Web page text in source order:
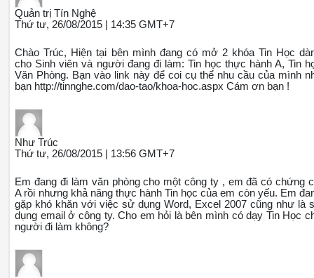
Quản trị Tín Nghệ
Thứ tư, 26/08/2015 | 14:35 GMT+7
Chào Trúc, Hiện tại bên mình đang có mở 2 khóa Tin Học
cho Sinh viên và người đang đi làm: Tin học thực hành A, Tin
Văn Phòng. Bạn vào link này để coi cụ thể nhu cầu của mình
bạn http://tinnghe.com/dao-tao/khoa-hoc.aspx Cám ơn bạn !
Như Trúc
Thứ tư, 26/08/2015 | 13:56 GMT+7
Em đang đi làm văn phòng cho một công ty , em đã có chứng
A rồi nhưng khả năng thực hành Tin học của em còn yếu. Em
gặp khó khăn với việc sử dụng Word, Excel 2007 cũng như là
dụng email ở công ty. Cho em hỏi là bên mình có dạy Tin Học
người đi làm không?